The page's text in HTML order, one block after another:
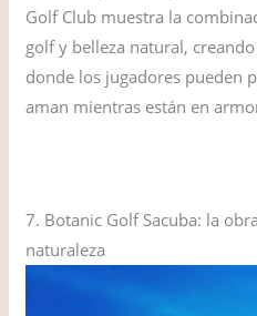
Golf Club muestra la
golf y belleza natural,
donde los jugadores pueden
aman mientras están en
7. Botanic Golf Sacuba: la
naturaleza